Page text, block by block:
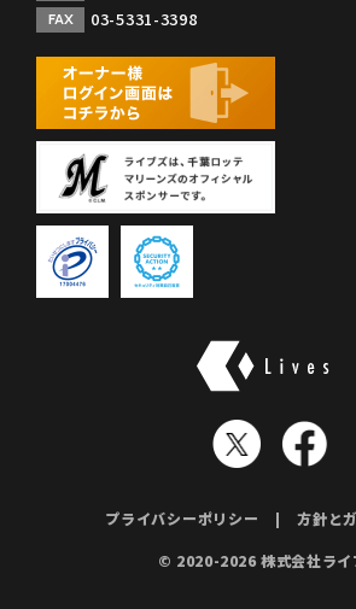
FAX 03-5331-3398
プライバシーポリシー 方針と
© 2020-2026 株式会社ライ